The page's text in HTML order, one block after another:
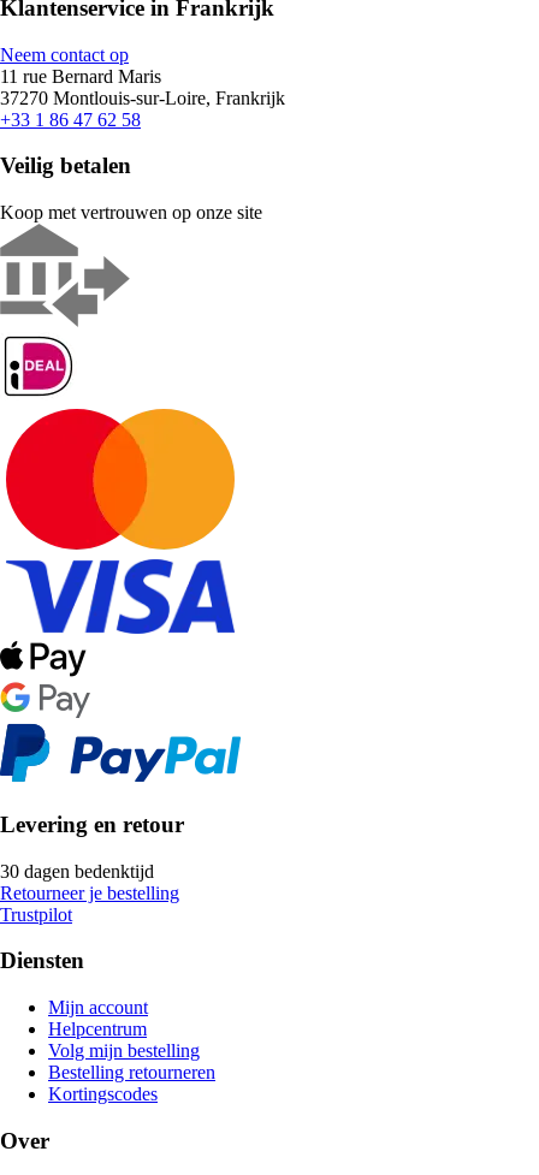
Klantenservice in Frankrijk
Neem contact op
11 rue Bernard Maris
37270 Montlouis-sur-Loire, Frankrijk
+33 1 86 47 62 58
Veilig betalen
Koop met vertrouwen op onze site
Levering en retour
30 dagen bedenktijd
Retourneer je bestelling
Trustpilot
Diensten
Mijn account
Helpcentrum
Volg mijn bestelling
Bestelling retourneren
Kortingscodes
Over